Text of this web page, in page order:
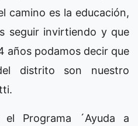
camino es la educación,
seguir invirtiendo y que
años podamos decir que
distrito son nuestro
el Programa ´Ayuda a